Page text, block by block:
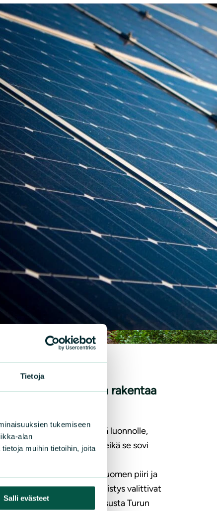
Tietoja
tukemiseen
alan
muihin tietoihin, joita
Salli evästeet
ei voida rakentaa
Melassuo on tärkeä luonnolle,
ja virkistystoiminnalle, eikä se sovi
Varsinais-Suomen piiri ja
seudun luonnonsuojeluyhdistys valittivat
suunnittelutarveratkaisusta Turun